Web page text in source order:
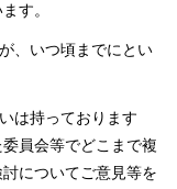
す。
、いつ頃までにとい
は持っております
員会等でどこまで複
についてご意見等を